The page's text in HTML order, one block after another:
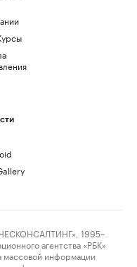
1995–
агентства «РБК»
массовой информации